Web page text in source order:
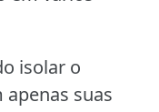
isolar o
suas